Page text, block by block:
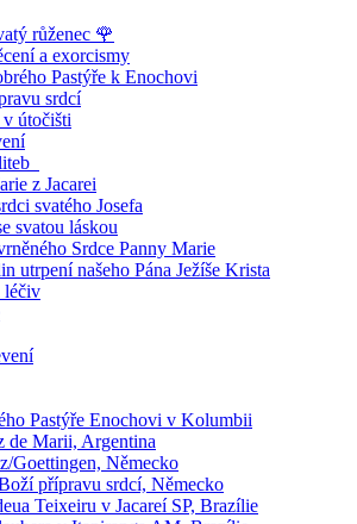
růženec 🌹
a exorcismy
Pastýře k Enochovi
srdcí
útočišti
z Jacarei
svatého Josefa
svatou láskou
Srdce Panny Marie
utrpení našeho Pána Ježíše Krista
léčiv
Pastýře Enochovi v Kolumbii
de Marii, Argentina
Goettingen, Německo
přípravu srdcí, Německo
Teixeiru v Jacareí SP, Brazílie